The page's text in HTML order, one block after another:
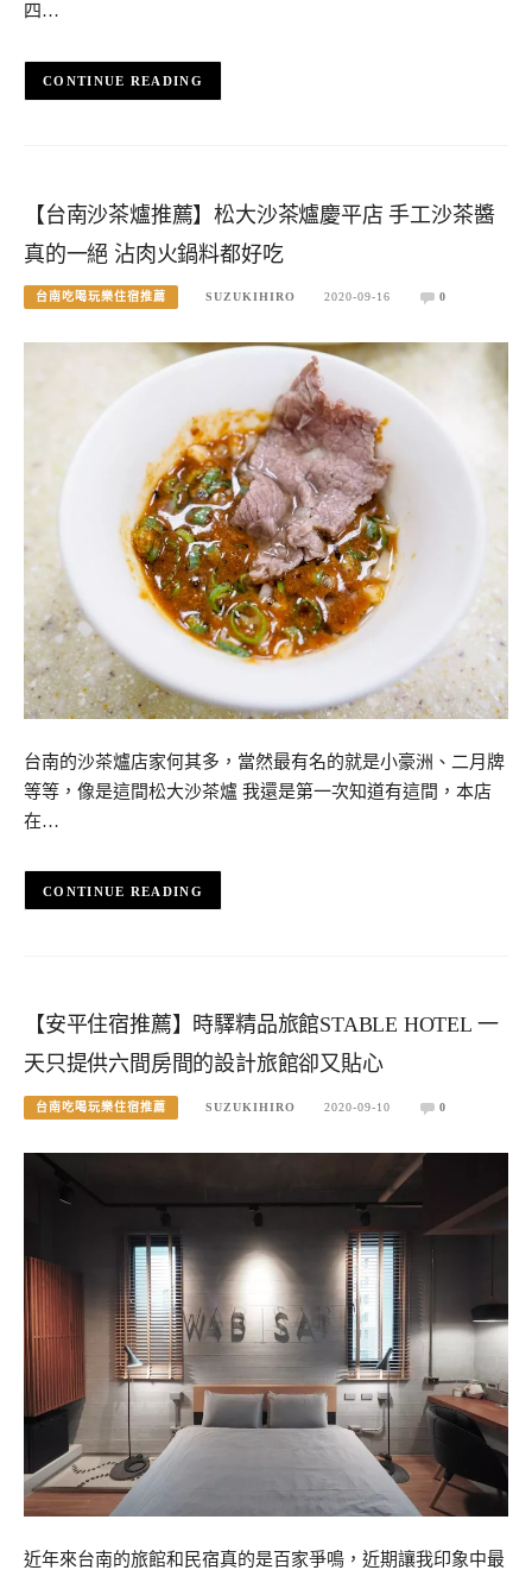
四…
CONTINUE READING
【台南沙茶爐推薦】松大沙茶爐慶平店 手工沙茶醬
真的一絕 沾肉火鍋料都好吃
台南吃喝玩樂住宿推薦 SUZUKIHIRO 2020-09-16 0
台南的沙茶爐店家何其多，當然最有名的就是小豪洲、二月牌
等等，像是這間松大沙茶爐 我還是第一次知道有這間，本店
在…
CONTINUE READING
【安平住宿推薦】時驛精品旅館STABLE HOTEL 一
天只提供六間房間的設計旅館卻又貼心
台南吃喝玩樂住宿推薦 SUZUKIHIRO 2020-09-10 0
近年來台南的旅館和民宿真的是百家爭鳴，近期讓我印象中最